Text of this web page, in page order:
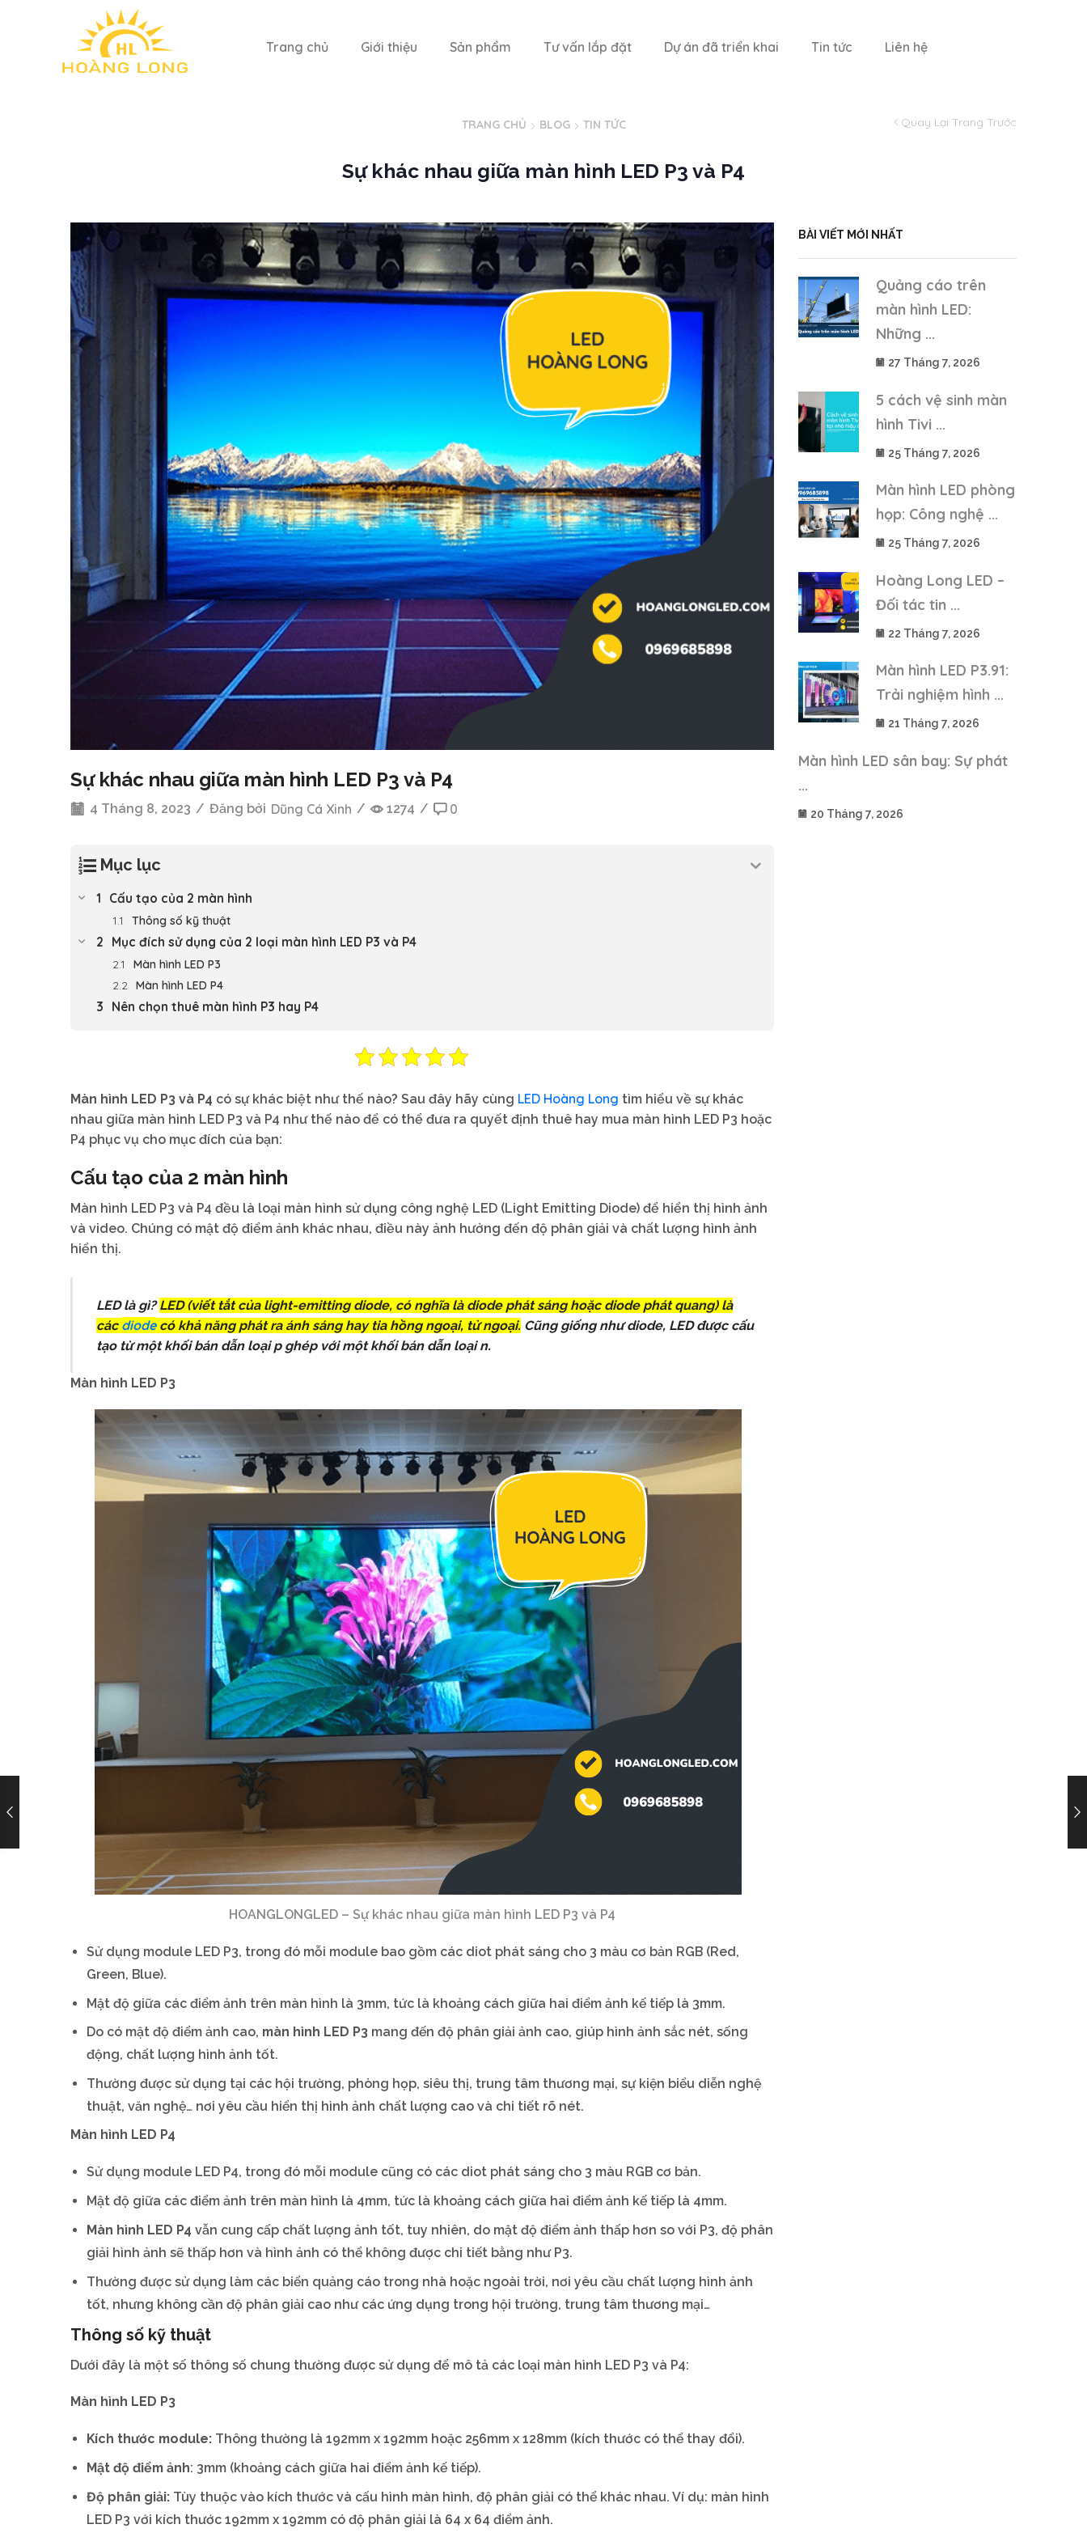
Trang chủ Giới thiệu Sản phẩm Tư vấn lắp đặt Dự án đã triển khai Tin tức Liên hệ
Quay Lại Trang Trước
TRANG CHỦ BLOG TIN TỨC
Sự khác nhau giữa màn hình LED P3 và P4
Sự khác nhau giữa màn hình LED P3 và P4
4 Tháng 8, 2023 / Đăng bởi Dũng Cá Xinh / 1274 / 0
Mục lục
Cấu tạo của 2 màn hình
Thông số kỹ thuật
Mục đích sử dụng của 2 loại màn hình LED P3 và P4
Màn hình LED P3
Màn hình LED P4
Nên chọn thuê màn hình P3 hay P4
Màn hình LED P3 và P4 có sự khác biệt như thế nào? Sau đây hãy cùng LED Hoàng Long tìm hiểu về sự khác
nhau giữa màn hình LED P3 và P4 như thế nào để có thể đưa ra quyết định thuê hay mua màn hình LED P3 hoặc
P4 phục vụ cho mục đích của bạn:
Cấu tạo của 2 màn hình
Màn hình LED P3 và P4 đều là loại màn hình sử dụng công nghệ LED (Light Emitting Diode) để hiển thị hình ảnh
và video. Chúng có mật độ điểm ảnh khác nhau, điều này ảnh hưởng đến độ phân giải và chất lượng hình ảnh
hiển thị.
LED là gì? LED (viết tắt của light-emitting diode, có nghĩa là diode phát sáng hoặc diode phát quang) là
các diodecó khả năng phát ra ánh sáng hay tia hồng ngoại, tử ngoại. Cũng giống như diode, LED được cấu
tạo từ một khối bán dẫn loại p ghép với một khối bán dẫn loại n.
Màn hình LED P3
HOANGLONGLED – Sự khác nhau giữa màn hình LED P3 và P4
Sử dụng module LED P3, trong đó mỗi module bao gồm các diot phát sáng cho 3 màu cơ bản RGB (Red,
Green, Blue).
Mật độ giữa các điểm ảnh trên màn hình là 3mm, tức là khoảng cách giữa hai điểm ảnh kế tiếp là 3mm.
Do có mật độ điểm ảnh cao, màn hình LED P3 mang đến độ phân giải ảnh cao, giúp hình ảnh sắc nét, sống
động, chất lượng hình ảnh tốt.
Thường được sử dụng tại các hội trường, phòng họp, siêu thị, trung tâm thương mại, sự kiện biểu diễn nghệ
thuật, văn nghệ… nơi yêu cầu hiển thị hình ảnh chất lượng cao và chi tiết rõ nét.
Màn hình LED P4
Sử dụng module LED P4, trong đó mỗi module cũng có các diot phát sáng cho 3 màu RGB cơ bản.
Mật độ giữa các điểm ảnh trên màn hình là 4mm, tức là khoảng cách giữa hai điểm ảnh kế tiếp là 4mm.
Màn hình LED P4 vẫn cung cấp chất lượng ảnh tốt, tuy nhiên, do mật độ điểm ảnh thấp hơn so với P3, độ phân
giải hình ảnh sẽ thấp hơn và hình ảnh có thể không được chi tiết bằng như P3.
Thường được sử dụng làm các biển quảng cáo trong nhà hoặc ngoài trời, nơi yêu cầu chất lượng hình ảnh
tốt, nhưng không cần độ phân giải cao như các ứng dụng trong hội trường, trung tâm thương mại…
Thông số kỹ thuật
Dưới đây là một số thông số chung thường được sử dụng để mô tả các loại màn hình LED P3 và P4:
Màn hình LED P3
Kích thước module: Thông thường là 192mm x 192mm hoặc 256mm x 128mm (kích thước có thể thay đổi).
Mật độ điểm ảnh: 3mm (khoảng cách giữa hai điểm ảnh kế tiếp).
Độ phân giải: Tùy thuộc vào kích thước và cấu hình màn hình, độ phân giải có thể khác nhau. Ví dụ: màn hình
LED P3 với kích thước 192mm x 192mm có độ phân giải là 64 x 64 điểm ảnh.
BÀI VIẾT MỚI NHẤT
Quảng cáo trên
màn hình LED:
Những ...
27 Tháng 7, 2026
5 cách vệ sinh màn
hình Tivi ...
25 Tháng 7, 2026
Màn hình LED phòng
họp: Công nghệ ...
25 Tháng 7, 2026
Hoàng Long LED –
Đối tác tin ...
22 Tháng 7, 2026
Màn hình LED P3.91:
Trải nghiệm hình ...
21 Tháng 7, 2026
Màn hình LED sân bay: Sự phát
...
20 Tháng 7, 2026